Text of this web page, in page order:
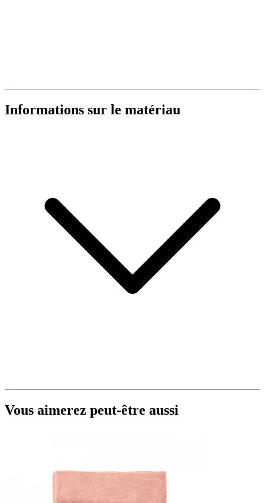
Informations sur le matériau
Vous aimerez peut-être aussi